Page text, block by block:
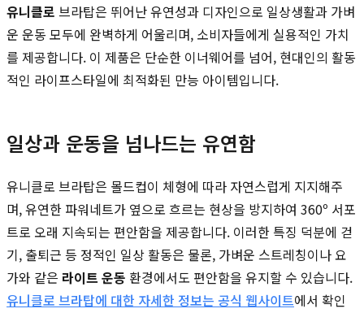
유니클로 브라탑은 뛰어난 유연성과 디자인으로 일상생활과 가벼
운 운동 모두에 완벽하게 어울리며, 소비자들에게 실용적인 가치
를 제공합니다. 이 제품은 단순한 이너웨어를 넘어, 현대인의 활동
적인 라이프스타일에 최적화된 만능 아이템입니다.
일상과 운동을 넘나드는 유연함
유니클로 브라탑은 몰드컵이 체형에 따라 자연스럽게 지지해주
며, 유연한 파워네트가 옆으로 흐르는 현상을 방지하여 360º 서포
트로 오래 지속되는 편안함을 제공합니다. 이러한 특징 덕분에 걷
기, 출퇴근 등 정적인 일상 활동은 물론, 가벼운 스트레칭이나 요
가와 같은 라이트 운동 환경에서도 편안함을 유지할 수 있습니다.
유니클로 브라탑에 대한 자세한 정보는 공식 웹사이트에서 확인